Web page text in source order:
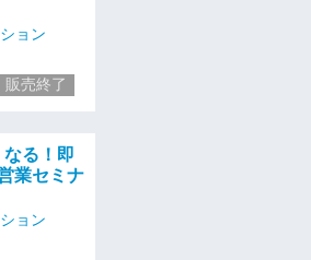
ョン
販売終了
なる！即
業セミナ
ョン